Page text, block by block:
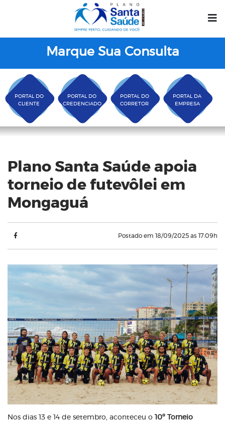
Marque Sua Consulta
PORTAL DO
CLIENTE
PORTAL DO
CREDENCIADO
PORTAL DO
CORRETOR
PORTAL DA
EMPRESA
Blog
Plano Santa Saúde apoia
torneio de futevôlei em
Mongaguá
Postado em 18/09/2025 as 17:09h
Nos dias 13 e 14 de setembro, aconteceu o 10º Torneio